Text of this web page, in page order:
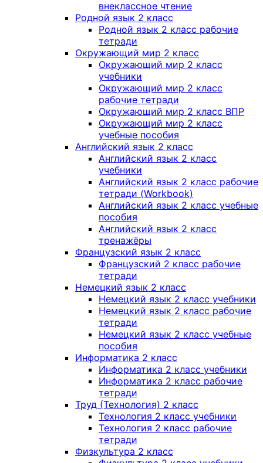
внеклассное чтение
Родной язык 2 класс
Родной язык 2 класс рабочие
тетради
Окружающий мир 2 класс
Окружающий мир 2 класс
учебники
Окружающий мир 2 класс
рабочие тетради
Окружающий мир 2 класс ВПР
Окружающий мир 2 класс
учебные пособия
Английский язык 2 класс
Английский язык 2 класс
учебники
Английский язык 2 класс рабочие
тетради (Workbook)
Английский язык 2 класс учебные
пособия
Английский язык 2 класс
тренажёры
Французский язык 2 класс
Французский 2 класс рабочие
тетради
Немецкий язык 2 класс
Немецкий язык 2 класс учебники
Немецкий язык 2 класс рабочие
тетради
Немецкий язык 2 класс учебные
пособия
Информатика 2 класс
Информатика 2 класс учебники
Информатика 2 класс рабочие
тетради
Труд (Технология) 2 класс
Технология 2 класс учебники
Технология 2 класс рабочие
тетради
Физкультура 2 класс